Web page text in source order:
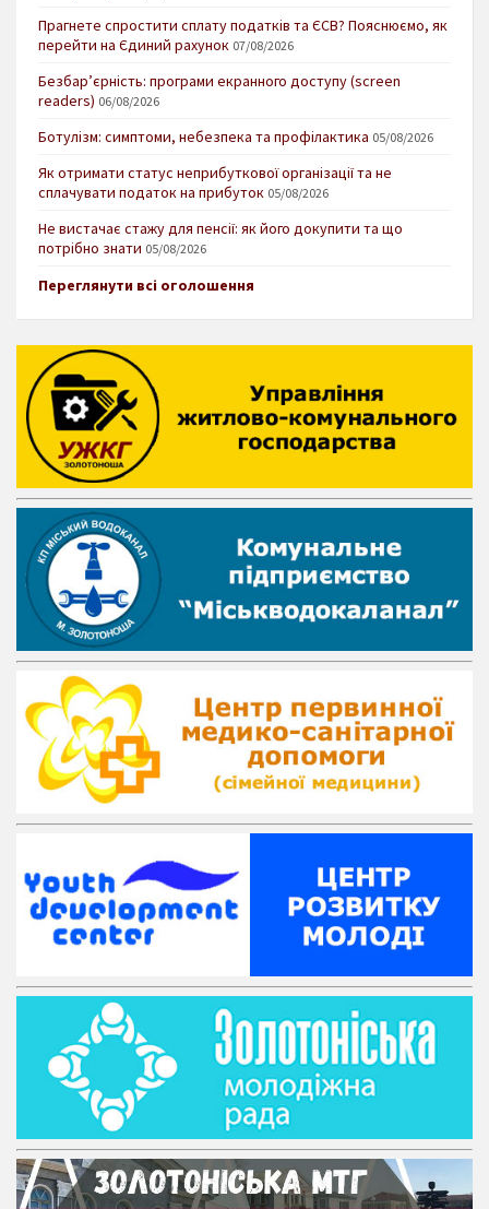
Прагнете спростити сплату податків та ЄСВ? Пояснюємо, як
перейти на Єдиний рахунок 07/08/2026
Безбар’єрність: програми екранного доступу (screen
readers) 06/08/2026
Ботулізм: симптоми, небезпека та профілактика 05/08/2026
Як отримати статус неприбуткової організації та не
сплачувати податок на прибуток 05/08/2026
Не вистачає стажу для пенсії: як його докупити та що
потрібно знати 05/08/2026
Переглянути всі оголошення